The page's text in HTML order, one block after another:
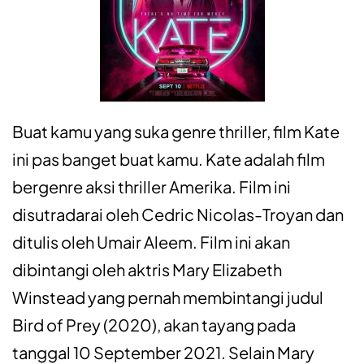
Buat kamu yang suka genre thriller, film Kate
ini pas banget buat kamu. Kate adalah film
bergenre aksi thriller Amerika. Film ini
disutradarai oleh Cedric Nicolas-Troyan dan
ditulis oleh Umair Aleem. Film ini akan
dibintangi oleh aktris Mary Elizabeth
Winstead yang pernah membintangi judul
Bird of Prey (2020), akan tayang pada
tanggal 10 September 2021. Selain Mary